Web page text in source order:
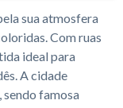
sua atmosfera
Com ruas
ideal para
A cidade
famosa